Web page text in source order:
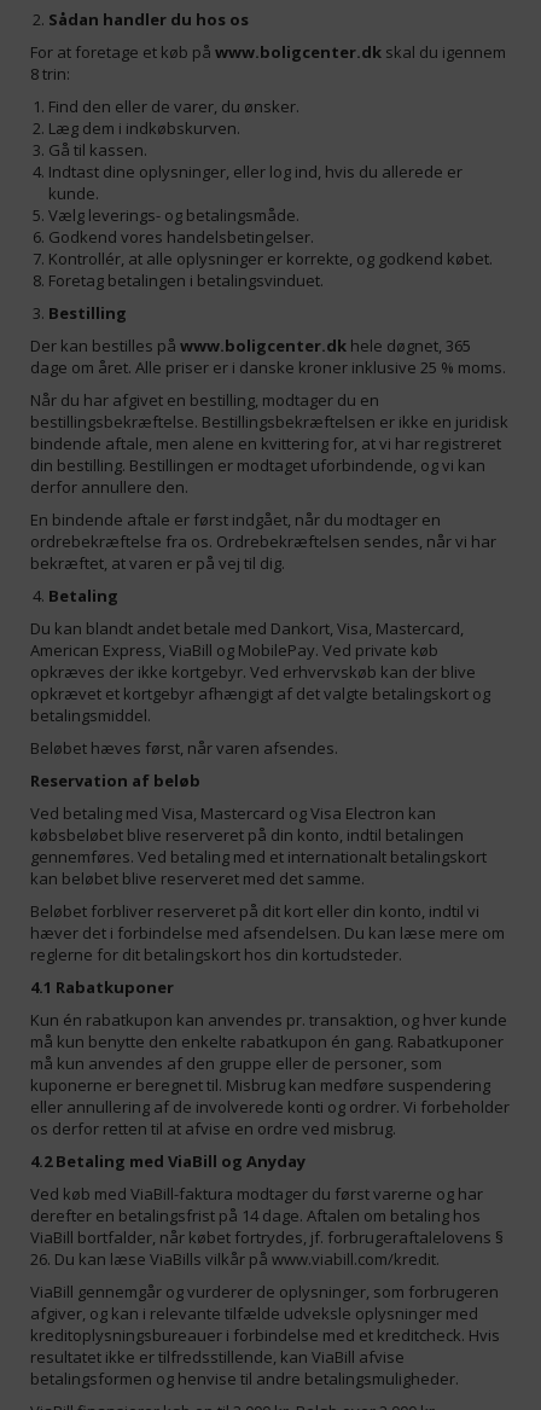
Sådan handler du hos os
For at foretage et køb på www.boligcenter.dk skal du igennem
8 trin:
Find den eller de varer, du ønsker.
Læg dem i indkøbskurven.
Gå til kassen.
Indtast dine oplysninger, eller log ind, hvis du allerede er
kunde.
Vælg leverings- og betalingsmåde.
Godkend vores handelsbetingelser.
Kontrollér, at alle oplysninger er korrekte, og godkend købet.
Foretag betalingen i betalingsvinduet.
Bestilling
Der kan bestilles på www.boligcenter.dk hele døgnet, 365
dage om året. Alle priser er i danske kroner inklusive 25 % moms.
Når du har afgivet en bestilling, modtager du en
bestillingsbekræftelse. Bestillingsbekræftelsen er ikke en juridisk
bindende aftale, men alene en kvittering for, at vi har registreret
din bestilling. Bestillingen er modtaget uforbindende, og vi kan
derfor annullere den.
En bindende aftale er først indgået, når du modtager en
ordrebekræftelse fra os. Ordrebekræftelsen sendes, når vi har
bekræftet, at varen er på vej til dig.
Betaling
Du kan blandt andet betale med Dankort, Visa, Mastercard,
American Express, ViaBill og MobilePay. Ved private køb
opkræves der ikke kortgebyr. Ved erhvervskøb kan der blive
opkrævet et kortgebyr afhængigt af det valgte betalingskort og
betalingsmiddel.
Beløbet hæves først, når varen afsendes.
Reservation af beløb
Ved betaling med Visa, Mastercard og Visa Electron kan
købsbeløbet blive reserveret på din konto, indtil betalingen
gennemføres. Ved betaling med et internationalt betalingskort
kan beløbet blive reserveret med det samme.
Beløbet forbliver reserveret på dit kort eller din konto, indtil vi
hæver det i forbindelse med afsendelsen. Du kan læse mere om
reglerne for dit betalingskort hos din kortudsteder.
4.1 Rabatkuponer
Kun én rabatkupon kan anvendes pr. transaktion, og hver kunde
må kun benytte den enkelte rabatkupon én gang. Rabatkuponer
må kun anvendes af den gruppe eller de personer, som
kuponerne er beregnet til. Misbrug kan medføre suspendering
eller annullering af de involverede konti og ordrer. Vi forbeholder
os derfor retten til at afvise en ordre ved misbrug.
4.2 Betaling med ViaBill og Anyday
Ved køb med ViaBill-faktura modtager du først varerne og har
derefter en betalingsfrist på 14 dage. Aftalen om betaling hos
ViaBill bortfalder, når købet fortrydes, jf. forbrugeraftalelovens §
26. Du kan læse ViaBills vilkår på www.viabill.com/kredit.
ViaBill gennemgår og vurderer de oplysninger, som forbrugeren
afgiver, og kan i relevante tilfælde udveksle oplysninger med
kreditoplysningsbureauer i forbindelse med et kreditcheck. Hvis
resultatet ikke er tilfredsstillende, kan ViaBill afvise
betalingsformen og henvise til andre betalingsmuligheder.